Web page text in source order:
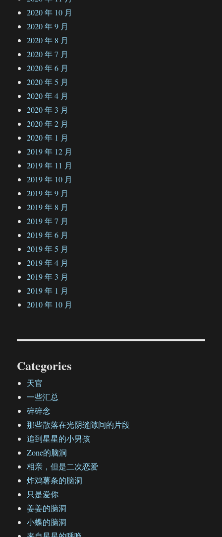
2020 年 10 月
2020 年 9 月
2020 年 8 月
2020 年 7 月
2020 年 6 月
2020 年 5 月
2020 年 4 月
2020 年 3 月
2020 年 2 月
2020 年 1 月
2019 年 12 月
2019 年 11 月
2019 年 10 月
2019 年 9 月
2019 年 8 月
2019 年 7 月
2019 年 6 月
2019 年 5 月
2019 年 4 月
2019 年 3 月
2019 年 1 月
2010 年 10 月
Categories
天官
一些汇总
碎碎念
那些散落在光阴缝隙间的片段
追到星星的小男孩
Zone的脑洞
相亲，但是二次恋爱
炸鸡薯条的脑洞
只是爱你
姜姜的脑洞
小蝶的脑洞